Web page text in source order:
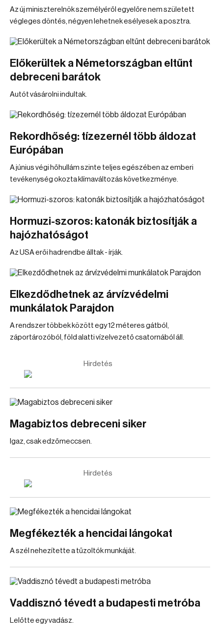
Az új miniszterelnök személyéről egyelőre nem született
végleges döntés, négyen lehetnek esélyesek a posztra.
Előkerültek a Németországban eltűnt
debreceni barátok
Autót vásárolni indultak.
Rekordhőség: tízezernél több áldozat
Európában
A június végi hőhullám szinte teljes egészében az emberi
tevékenység okozta klímaváltozás következménye.
Hormuzi-szoros: katonák biztosítják a
hajózhatóságot
Az USA erői hadrendbe álltak - írják.
Elkezdődhetnek az árvízvédelmi
munkálatok Parajdon
A rendszer többek között egy 12 méteres gátból,
záportározóból, föld alatti vízelvezető csatornából áll.
Hirdetés
Magabiztos debreceni siker
Igaz, csak edzőmeccsen.
Hirdetés
Megfékezték a hencidai lángokat
A szél nehezítette a tűzoltók munkáját.
Vaddisznó tévedt a budapesti metróba
Lelőtte egy vadász.